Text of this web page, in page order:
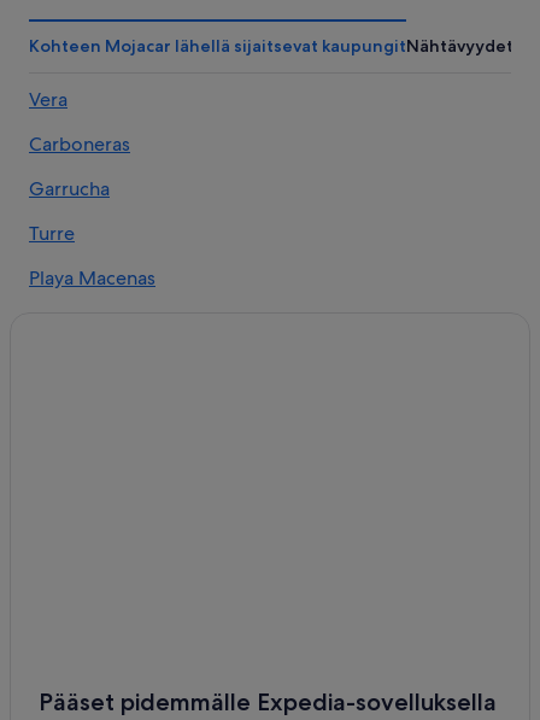
Kohteen Mojacar lähellä sijaitsevat kaupungitNähtävyydet
Vera
Carboneras
Garrucha
Turre
Playa Macenas
Pääset pidemmälle Expedia-sovelluksella